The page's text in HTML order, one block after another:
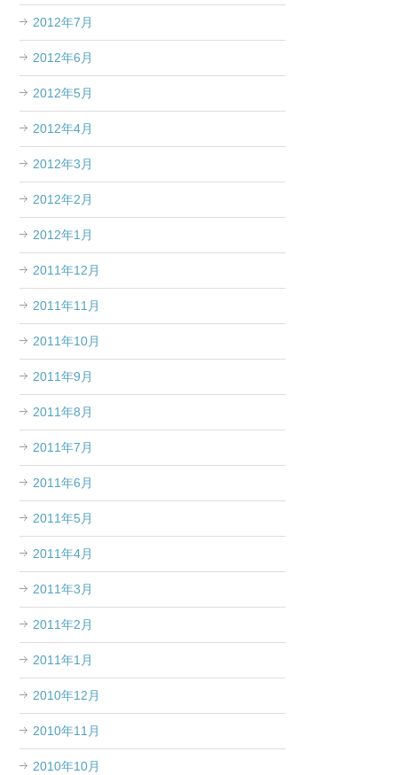
2012年7月
2012年6月
2012年5月
2012年4月
2012年3月
2012年2月
2012年1月
2011年12月
2011年11月
2011年10月
2011年9月
2011年8月
2011年7月
2011年6月
2011年5月
2011年4月
2011年3月
2011年2月
2011年1月
2010年12月
2010年11月
2010年10月